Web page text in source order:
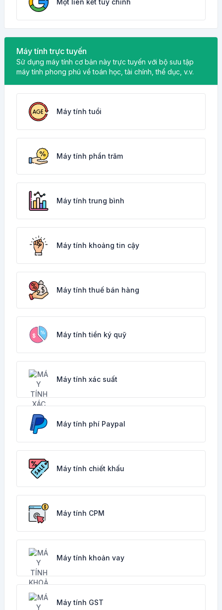
Một liên kết tùy chỉnh
Máy tính trực tuyến
Sử dụng máy tính cơ bản này trực tuyến với bộ sưu tập
máy tính phong phú về toán học, tài chính, thể dục, v.v.
Máy tính tuổi
Máy tính phần trăm
Máy tính trung bình
Máy tính khoảng tin cậy
Máy tính thuế bán hàng
Máy tính tiền ký quỹ
Máy tính xác suất
Máy tính phí Paypal
Máy tính chiết khấu
Máy tính CPM
Máy tính khoản vay
Máy tính GST